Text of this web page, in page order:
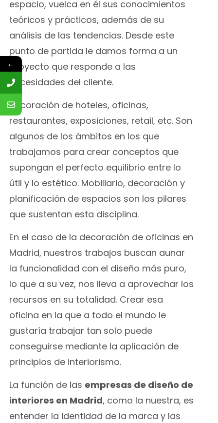
espacio, vuelca en él sus conocimientos
teóricos y prácticos, además de su
análisis de las tendencias. Desde este
punto de partida le damos forma a un
proyecto que responde a las
necesidades del cliente.
Decoración de hoteles, oficinas,
restaurantes, exposiciones, retail, etc. Son
algunos de los ámbitos en los que
trabajamos para crear conceptos que
supongan el perfecto equilibrio entre lo
útil y lo estético. Mobiliario, decoración y
planificación de espacios son los pilares
que sustentan esta disciplina.
En el caso de la decoración de oficinas en
Madrid, nuestros trabajos buscan aunar
la funcionalidad con el diseño más puro,
lo que a su vez, nos lleva a aprovechar los
recursos en su totalidad. Crear esa
oficina en la que a todo el mundo le
gustaría trabajar tan solo puede
conseguirse mediante la aplicación de
principios de interiorismo.
La función de las empresas de diseño de
interiores en Madrid, como la nuestra, es
entender la identidad de la marca y las
←